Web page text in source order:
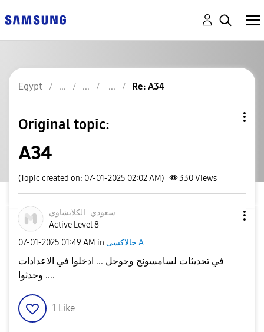
Egypt Re: A34
Original topic:
A34
(Topic created on: 07-01-2025 02:02 AM) 330Views
سعودي_الكلابشاوي
Active Level 8
‎07-01-2025 01:49 AM in جالاكسى A
في تحديثات لسامسونج وجوجل ... ادخلوا في الاعدادات
وحدثوا ....
1 Like